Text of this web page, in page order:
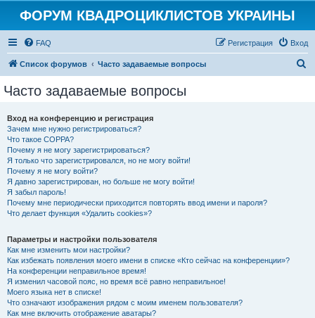
ФОРУМ КВАДРОЦИКЛИСТОВ УКРАИНЫ
FAQ Вход
Регистрация
Список форумов Часто задаваемые вопросы
Часто задаваемые вопросы
Вход на конференцию и регистрация
Зачем мне нужно регистрироваться?
Что такое COPPA?
Почему я не могу зарегистрироваться?
Я только что зарегистрировался, но не могу войти!
Почему я не могу войти?
Я давно зарегистрирован, но больше не могу войти!
Я забыл пароль!
Почему мне периодически приходится повторять ввод имени и пароля?
Что делает функция «Удалить cookies»?
Параметры и настройки пользователя
Как мне изменить мои настройки?
Как избежать появления моего имени в списке «Кто сейчас на конференции»?
На конференции неправильное время!
Я изменил часовой пояс, но время всё равно неправильное!
Моего языка нет в списке!
Что означают изображения рядом с моим именем пользователя?
Как мне включить отображение аватары?